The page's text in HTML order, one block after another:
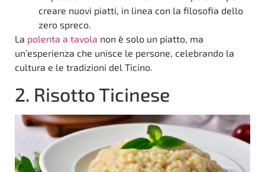
creare nuovi piatti, in linea con la filosofia dello
zero spreco.
La polenta a tavola non è solo un piatto, ma
un’esperienza che unisce le persone, celebrando la
cultura e le tradizioni del Ticino.
2. Risotto Ticinese